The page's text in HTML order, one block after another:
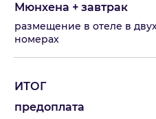
Мюнхена + завтрак
размещение в отеле в
номерах
ИТОГ
предоплата